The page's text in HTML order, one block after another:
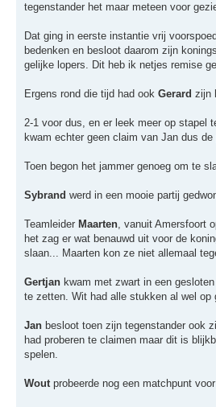
tegenstander het maar meteen voor
Dat ging in eerste instantie vrij
bedenken en besloot daarom zijn
gelijke lopers. Dit heb ik netjes remise
Ergens rond die tijd had ook Gerard zijn
2-1 voor dus, en er leek meer op stapel
kwam echter geen claim van Jan dus
Toen begon het jammer genoeg om te
Sybrand werd in een mooie partij
Teamleider Maarten, vanuit Amersfoort
het zag er wat benauwd uit voor de
slaan... Maarten kon ze niet allemaal
Gertjan kwam met zwart in een
te zetten. Wit had alle stukken al wel op
Jan besloot toen zijn tegenstander ook
had proberen te claimen maar dit is
spelen.
Woutprobeerde nog een matchpunt